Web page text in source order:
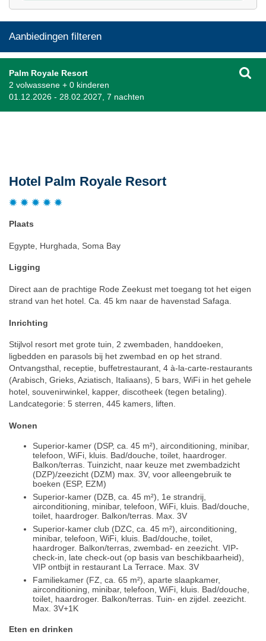
Aanbiedingen filteren
Palm Royale Resort
2 volwassene + 0 kinderen
01.12.2026 - 28.02.2027, 7 nachten
Hotel Palm Royale Resort
Plaats
Egypte, Hurghada, Soma Bay
Ligging
Direct aan de prachtige Rode Zeekust met toegang tot het eigen
strand van het hotel. Ca. 45 km naar de havenstad Safaga.
Inrichting
Stijlvol resort met grote tuin, 2 zwembaden, handdoeken,
ligbedden en parasols bij het zwembad en op het strand.
Ontvangsthal, receptie, buffetrestaurant, 4 à-la-carte-restaurants
(Arabisch, Grieks, Aziatisch, Italiaans), 5 bars, WiFi in het gehele
hotel, souvenirwinkel, kapper, discotheek (tegen betaling).
Landcategorie: 5 sterren, 445 kamers, liften.
Wonen
Superior-kamer (DSP, ca. 45 m²), airconditioning, minibar,
telefoon, WiFi, kluis. Bad/douche, toilet, haardroger.
Balkon/terras. Tuinzicht, naar keuze met zwembadzicht
(DZP)/zeezicht (DZM) max. 3V, voor alleengebruik te
boeken (ESP, EZM)
Superior-kamer (DZB, ca. 45 m²), 1e strandrij,
airconditioning, minibar, telefoon, WiFi, kluis. Bad/douche,
toilet, haardroger. Balkon/terras. Max. 3V
Superior-kamer club (DZC, ca. 45 m²), airconditioning,
minibar, telefoon, WiFi, kluis. Bad/douche, toilet,
haardroger. Balkon/terras, zwembad- en zeezicht. VIP-
check-in, late check-out (op basis van beschikbaarheid),
VIP ontbijt in restaurant La Terrace. Max. 3V
Familiekamer (FZ, ca. 65 m²), aparte slaapkamer,
airconditioning, minibar, telefoon, WiFi, kluis. Bad/douche,
toilet, haardroger. Balkon/terras. Tuin- en zijdel. zeezicht.
Max. 3V+1K
Eten en drinken